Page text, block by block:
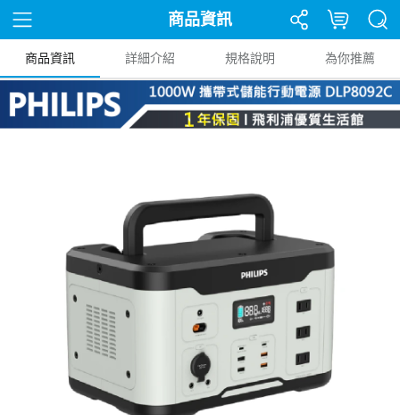
商品資訊
商品資訊 詳細介紹 規格說明 為你推薦